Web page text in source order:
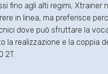
fino agli alti regimi, Xtrainer
in linea, ma preferisce
dove può sfruttare la
la realizzazione e la coppia
2T.